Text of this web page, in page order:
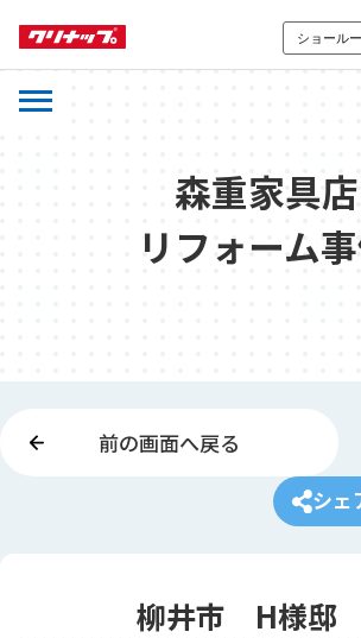
ショール
森重家具店
リフォーム
前の画面へ戻る
シェ
柳井市 H様邸